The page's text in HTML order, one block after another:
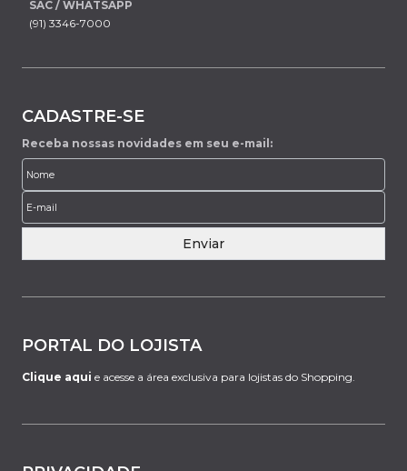
SAC / WHATSAPP
(91) 3346-7000
CADASTRE-SE
Receba nossas novidades em seu e-mail:
Enviar
PORTAL DO LOJISTA
Clique aqui e acesse a área exclusiva para lojistas do Shopping.